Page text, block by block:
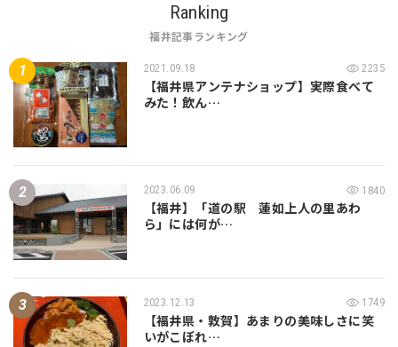
Ranking
福井記事ランキング
2021.09.18 2235
【福井県アンテナショップ】実際食べて
みた！飲ん…
2023.06.09 1840
【福井】「道の駅 蓮如上人の里あわ
ら」には何が…
2023.12.13 1749
【福井県・敦賀】あまりの美味しさに笑
いがこぼれ…